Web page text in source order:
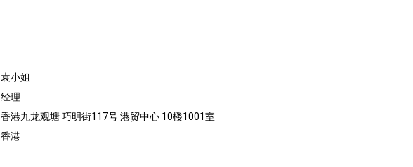
袁小姐
经理
香港九龙观塘 巧明街117号 港贸中心 10楼1001室
香港